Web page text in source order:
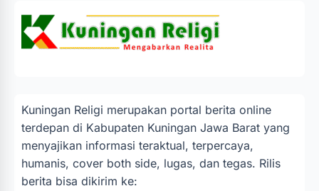
Kuningan Religi merupakan portal berita online
terdepan di Kabupaten Kuningan Jawa Barat yang
menyajikan informasi teraktual, terpercaya,
humanis, cover both side, lugas, dan tegas. Rilis
berita bisa dikirim ke: